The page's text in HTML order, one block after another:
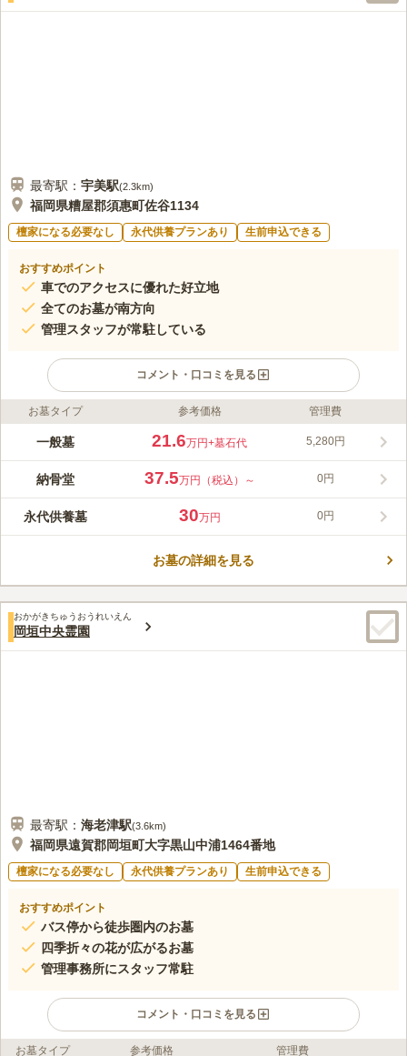
最寄駅： 宇美駅(2.3km)
福岡県糟屋郡須惠町佐谷1134
檀家になる必要なし 永代供養プランあり 生前申込できる
おすすめポイント
車でのアクセスに優れた好立地
全てのお墓が南方向
管理スタッフが常駐している
コメント・口コミを見る
ライフドット編集部のコメント
開けた街並と若杉山の山並みが見える、自然豊かな公園墓地で
す。複数の休憩所、トイレ、水汲み場、売店、法要室、会食室な
ど充実した設備が揃っています。屋内休憩所は冷暖房完備なので
ンも用意されており、手間がかからず料金も分かりやすいので安
心です。
お墓タイプ 参考価格 管理費
一般墓 21.6万円+墓石代 5,280円
納骨堂 37.5万円（税込）～ 0円
永代供養墓 30万円 0円
お墓の詳細を見る
おかがきちゅうおうれいえん
岡垣中央霊園
最寄駅： 海老津駅(3.6km)
福岡県遠賀郡岡垣町大字黒山中浦1464番地
檀家になる必要なし 永代供養プランあり 生前申込できる
おすすめポイント
バス停から徒歩圏内のお墓
四季折々の花が広がるお墓
管理事務所にスタッフ常駐
コメント・口コミを見る
お墓タイプ 参考価格 管理費